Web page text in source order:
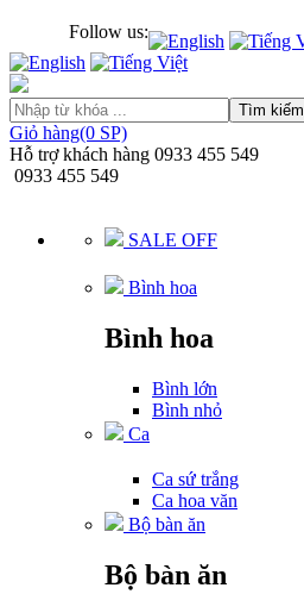
Follow us:
Tìm kiếm
Giỏ hàng(0 SP)
Hỗ trợ khách hàng 0933 455 549
0933 455 549
SALE OFF
Bình hoa
Bình hoa
Bình lớn
Bình nhỏ
Ca
Ca sứ trắng
Ca hoa văn
Bộ bàn ăn
Bộ bàn ăn